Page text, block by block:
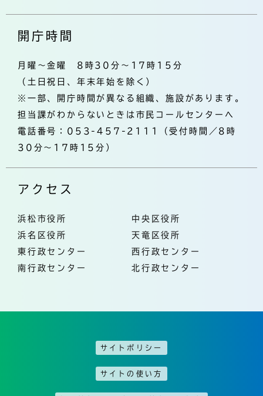
開庁時間
月曜～金曜 8時30分～17時15分
（土日祝日、年末年始を除く）
※一部、開庁時間が異なる組織、施設があります。
担当課がわからないときは市民コールセンターへ
電話番号：053-457-2111（受付時間／8時
30分～17時15分）
アクセス
浜松市役所
中央区役所
浜名区役所
天竜区役所
東行政センター
西行政センター
南行政センター
北行政センター
サイトポリシー
サイトの使い方